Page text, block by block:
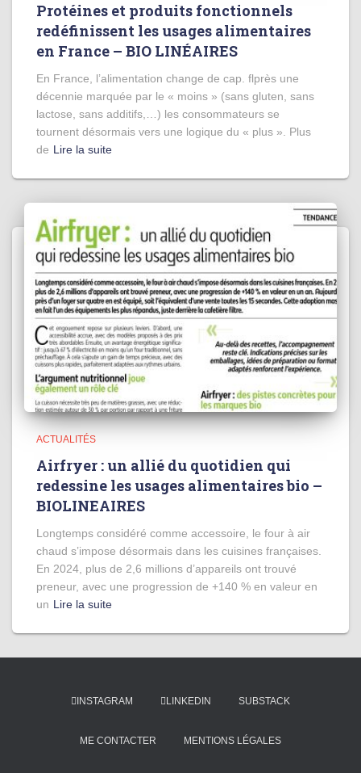
Protéines et produits fonctionnels
redéfinissent les usages alimentaires
en France – BIO LINÉAIRES
En France, l’alimentation change de cap. flprès une
décennie marquée par le « moins » (sans gluten, sans
lactose, sans additifs,…) les consommateurs se
tournent désormais vers une logique du « plus ». Plus
de Lire la suite
ACTUALITÉS
Airfryer : un allié du quotidien qui
redessine les usages alimentaires bio –
BIOLINEAIRES
Longtemps considéré comme accessoire, le four à air
chaud s’impose désormais dans les cuisines françaises.
En 2024, plus de 2,6 millions d’appareils ont trouvé
preneur, avec une progression de +140 % en valeur en
un Lire la suite
INSTAGRAM LINKEDIN SUBSTACK
ME CONTACTER MENTIONS LÉGALES